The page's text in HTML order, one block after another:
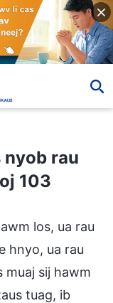
103
nyob rau
103
los, ua rau
hnyo, ua rau
muaj sij hawm
tuag, ib